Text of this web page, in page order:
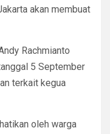
akan membuat
Rachmianto
5 September
terkait kegua
oleh warga